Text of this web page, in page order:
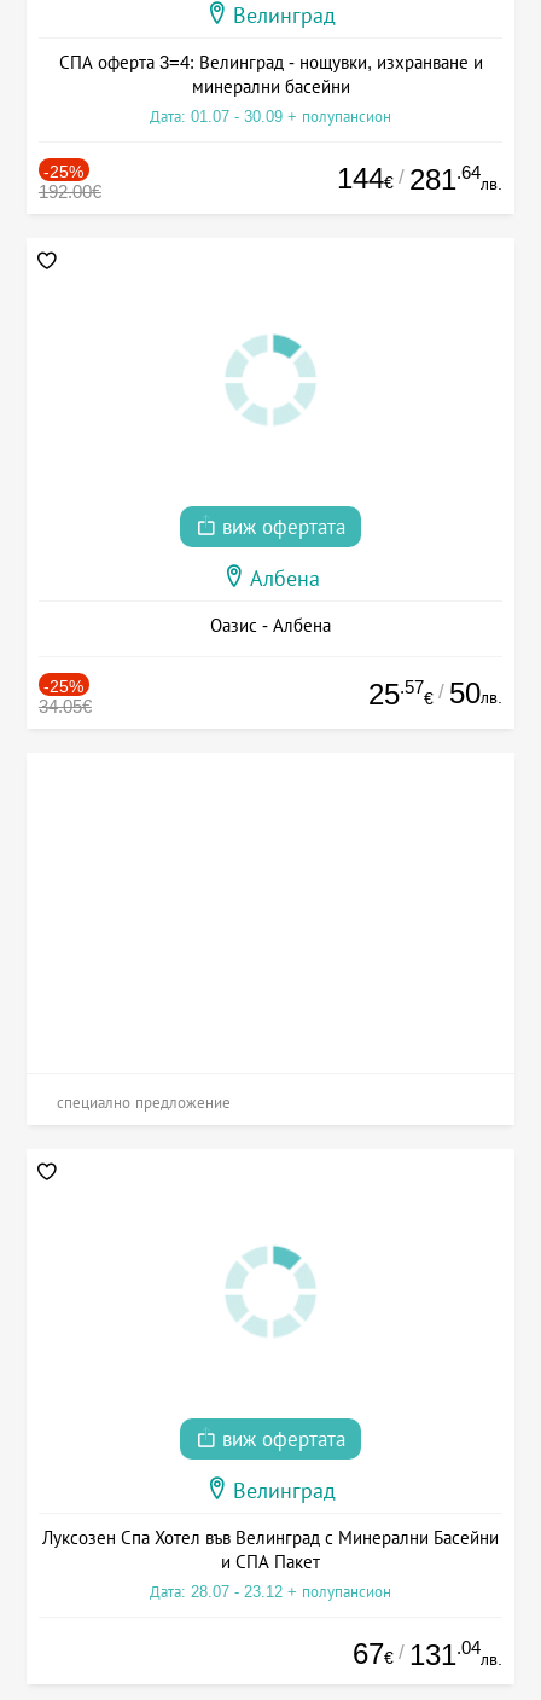
Велинград
СПА оферта 3=4: Велинград - нощувки, изхранване и
минерални басейни
Дата: 01.07 - 30.09 + полупансион
-25%
192.00€ 144€ / 281.64
лв.
виж офертата
Албена
Оазис - Албена
-25%
34.05€ 25.57
€ / 50лв.
специално предложение
виж офертата
Велинград
Луксозен Спа Хотел във Велинград с Минерални Басейни
и СПА Пакет
Дата: 28.07 - 23.12 + полупансион
67€ / 131.04
лв.